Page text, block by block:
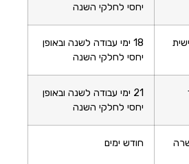
יחסי לחלקי השנה
18 ימי עבודה לשנה ובאופן
יחסי לחלקי השנה
21 ימי עבודה לשנה ובאופן
יחסי לחלקי השנה
חודש ימים